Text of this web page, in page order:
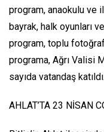
program, anaokulu ve
bayrak, halk oyunları
program, toplu
programa, Ağrı Valisi
sayıda vatandaş katıldı.
AHLAT’TA 23 NİSAN